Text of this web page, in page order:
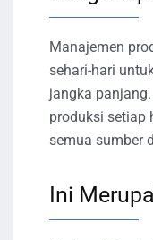
Manajemen
sehari-hari
jangka
produksi setiap
semua sumber
Ini